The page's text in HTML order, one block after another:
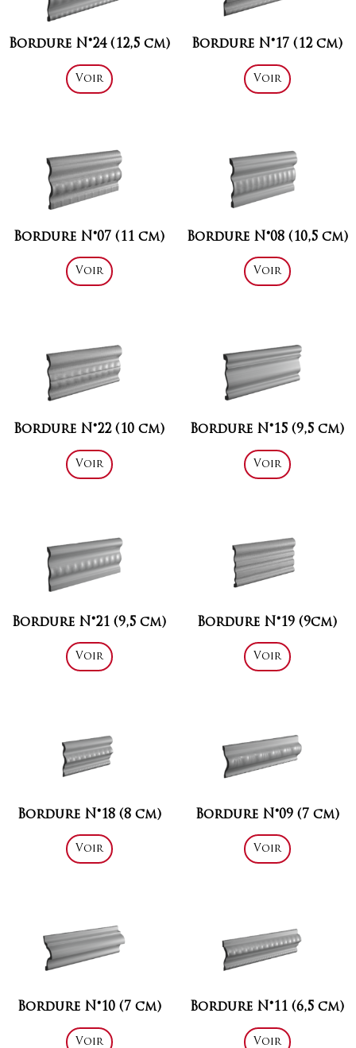
Bordure N°24 (12,5 cm)
Voir
Bordure N°17 (12 cm)
Voir
Bordure N°07 (11 cm)
Voir
Bordure N°08 (10,5 cm)
Voir
Bordure N°22 (10 cm)
Voir
Bordure N°15 (9,5 cm)
Voir
Bordure N°21 (9,5 cm)
Voir
Bordure N°19 (9cm)
Voir
Bordure N°18 (8 cm)
Voir
Bordure N°09 (7 cm)
Voir
Bordure N°10 (7 cm)
Voir
Bordure N°11 (6,5 cm)
Voir